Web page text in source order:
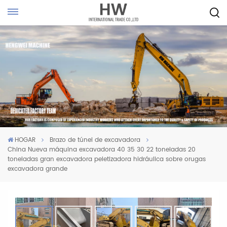
HOGAR
Brazo de túnel de excavadora
China Nueva máquina excavadora 40 35 30 22 toneladas 20
toneladas gran excavadora peletizadora hidráulica sobre orugas
excavadora grande